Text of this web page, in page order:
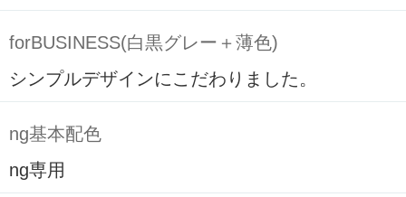
forBUSINESS(白黒グレー＋薄色)
シンプルデザインにこだわりました。
ng基本配色
ng専用